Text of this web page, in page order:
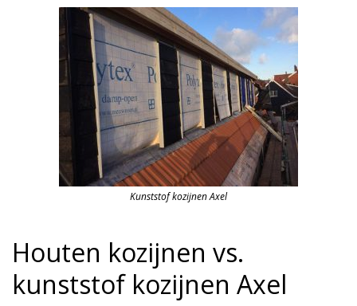
Kunststof kozijnen Axel
Houten kozijnen vs.
kunststof kozijnen Axel